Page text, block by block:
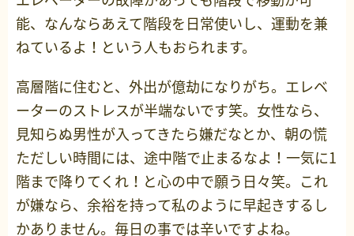
能、なんならあえて階段を日常使いし、運動を兼
ねているよ！という人もおられます。
高層階に住むと、外出が億劫になりがち。エレベ
ーターのストレスが半端ないです笑。女性なら、
見知らぬ男性が入ってきたら嫌だなとか、朝の慌
ただしい時間には、途中階で止まるなよ！一気に1
階まで降りてくれ！と心の中で願う日々笑。これ
が嫌なら、余裕を持って私のように早起きするし
かありません。毎日の事では辛いですよね。